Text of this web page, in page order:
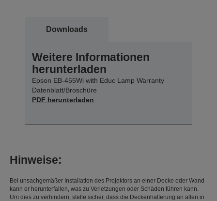
Downloads
Weitere Informationen
herunterladen
Epson EB-455Wi with Educ Lamp Warranty
Datenblatt/Broschüre
PDF herunterladen
Hinweise:
Bei unsachgemäßer Installation des Projektors an einer Decke oder Wand
kann er herunterfallen, was zu Verletzungen oder Schäden führen kann.
Um dies zu verhindern, stelle sicher, dass die Deckenhalterung an allen in